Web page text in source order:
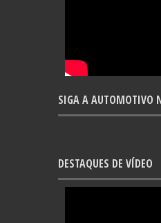
SIGA A AUTOMOTIVO
DESTAQUES DE VÍDEO